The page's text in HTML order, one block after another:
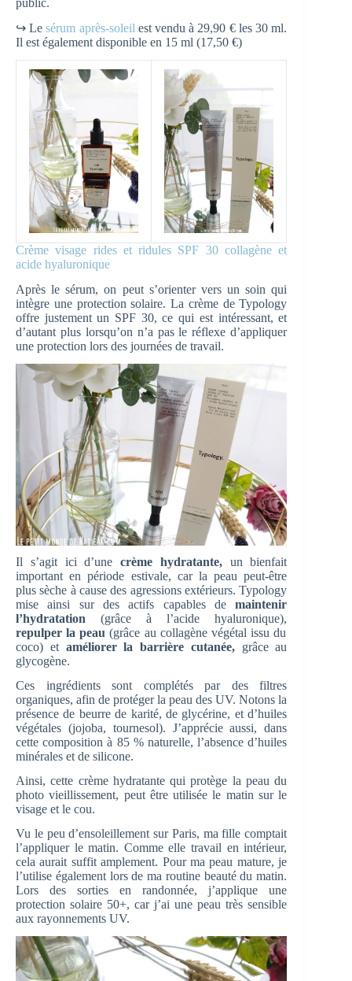
public.
↪ Le sérum après-soleil est vendu à 29,90 € les 30 ml.
Il est également disponible en 15 ml (17,50 €)
Crème visage rides et ridules SPF 30 collagène et
acide hyaluronique
Après le sérum, on peut s’orienter vers un soin qui
intègre une protection solaire. La crème de Typology
offre justement un SPF 30, ce qui est intéressant, et
d’autant plus lorsqu’on n’a pas le réflexe d’appliquer
une protection lors des journées de travail.
Il s’agit ici d’une crème hydratante, un bienfait
important en période estivale, car la peau peut-être
plus sèche à cause des agressions extérieurs. Typology
mise ainsi sur des actifs capables demaintenir
l’hydratation (grâce à l’acide hyaluronique),
repulper la peau (grâce au collagène végétal issu du
coco) et améliorer la barrière cutanée,grâce au
glycogène.
Ces ingrédients sont complétés par des filtres
organiques, afin de protéger la peau des UV. Notons la
présence de beurre de karité, de glycérine, et d’huiles
végétales (jojoba, tournesol). J’apprécie aussi, dans
cette composition à 85 % naturelle, l’absence d’huiles
minérales et de silicone.
Ainsi, cette crème hydratante qui protège la peau du
photo vieillissement, peut être utilisée le matin sur le
visage et le cou.
Vu le peu d’ensoleillement sur Paris, ma fille comptait
l’appliquer le matin. Comme elle travail en intérieur,
cela aurait suffit amplement. Pour ma peau mature, je
l’utilise également lors de ma routine beauté du matin.
Lors des sorties en randonnée, j’applique une
protection solaire 50+, car j’ai une peau très sensible
aux rayonnements UV.